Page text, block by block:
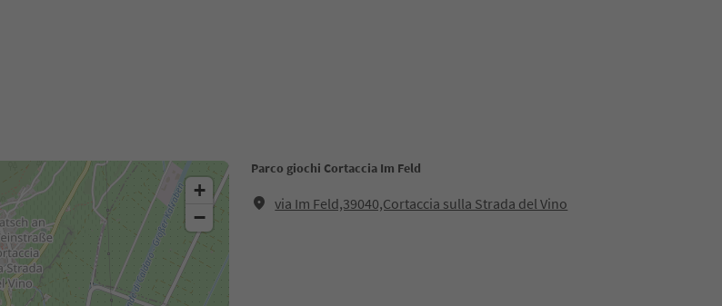
Parco giochi Cortaccia Im Feld
via Im Feld,39040,Cortaccia sulla Strada del Vino
+
−